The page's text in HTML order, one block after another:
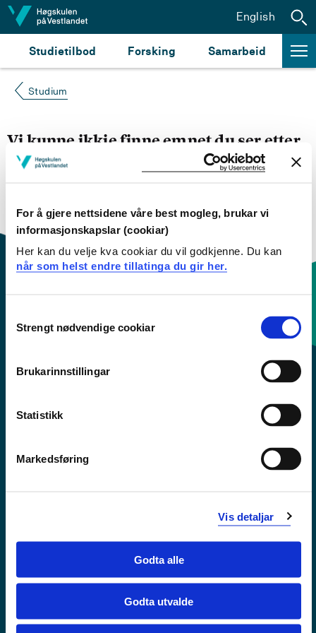
For å gjere nettsidene våre best mogleg, brukar vi
informasjonskapslar (cookiar)
Her kan du velje kva cookiar du vil godkjenne. Du kan
når som helst endre tillatinga du gir her.
Selection
Strengt nødvendige cookiar
Brukarinnstillingar
Statistikk
Markedsføring
Vis detaljar
Godta alle
Godta utvalde
Hopp til innhald
Studietilbod Forsking Samarbeid
English
Studium
Vi kunne ikkje finne emnet du ser etter
søke opp emnet du ser etter i
engelsk emneplan ved å klikke på «English».